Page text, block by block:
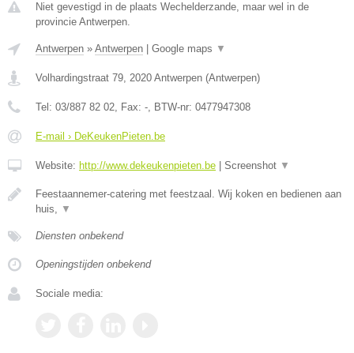
Niet gevestigd in de plaats Wechelderzande, maar wel in de
provincie Antwerpen.
Antwerpen » Antwerpen Google maps ▼
Volhardingstraat 79, 2020 Antwerpen (Antwerpen)
Tel: 03/887 82 02, Fax: -, BTW-nr: 0477947308
E-mail › DeKeukenPieten.be
Website: http://www.dekeukenpieten.be Screenshot ▼
Feestaannemer-catering met feestzaal. Wij koken en bedienen aan
huis, ▼
Diensten onbekend
Openingstijden onbekend
Sociale media: